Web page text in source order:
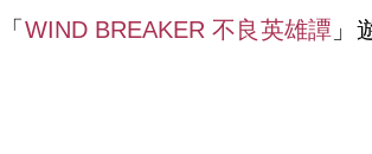
WIND BREAKER 不良英雄譚 」